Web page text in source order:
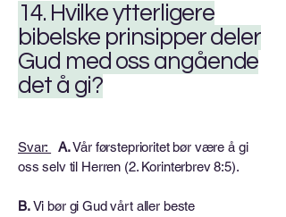
14. Hvilke ytterligere
bibelske prinsipper deler
Gud med oss ​​angående
det å gi?
Svar: A.Vår førsteprioritet bør være å gi
oss selv til Herren (2. Korinterbrev 8:5).
B.Vi bør gi Gud vårt aller beste